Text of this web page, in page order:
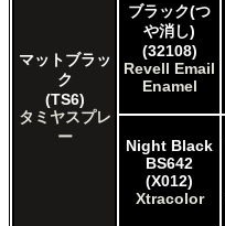
マットブラッ
ク
(TS6)
タミヤスプレ
ー
ブラック(つ
や消し)
(32108)
Revell Email
Enamel
Night Black
BS642
(X012)
Xtracolor